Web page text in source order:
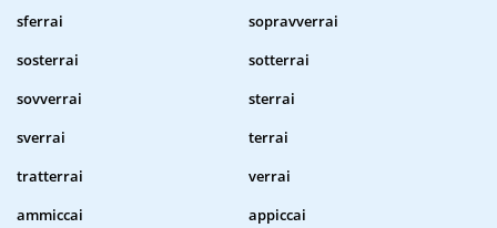
sferrai
sopravverrai
sosterrai
sotterrai
sovverrai
sterrai
sverrai
terrai
tratterrai
verrai
ammiccai
appiccai